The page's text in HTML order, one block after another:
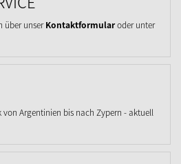
über unserKontaktformularoder unter
Argentinien bis nach Zypern - aktuell